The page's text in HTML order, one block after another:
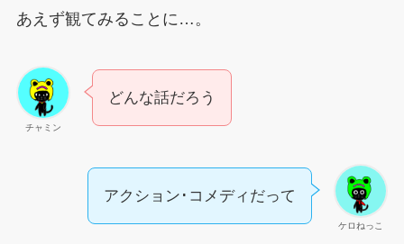
あえず観てみることに…。
チャミン
どんな話だろう
ケロねっこ
アクション･コメディだって